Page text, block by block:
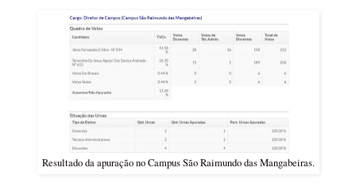
Resultado da apuração no Campus São Raimundo das Mangabeiras.